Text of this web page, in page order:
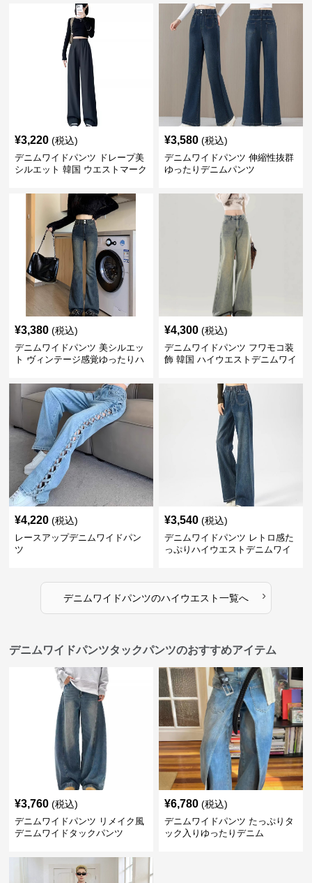
¥3,220 (税込)
デニムワイドパンツ ドレープ美
シルエット 韓国 ウエストマーク
¥3,580 (税込)
デニムワイドパンツ 伸縮性抜群
ゆったりデニムパンツ
¥3,380 (税込)
デニムワイドパンツ 美シルエッ
ト ヴィンテージ感覚ゆったりハ
¥4,300 (税込)
デニムワイドパンツ フワモコ装
飾 韓国 ハイウエストデニムワイ
¥4,220 (税込)
レースアップデニムワイドパン
ツ
¥3,540 (税込)
デニムワイドパンツ レトロ感た
っぷりハイウエストデニムワイ
デニムワイドパンツのハイウエスト一覧へ ›
デニムワイドパンツタックパンツのおすすめアイテム
¥3,760 (税込)
デニムワイドパンツ リメイク風
デニムワイドタックパンツ
¥6,780 (税込)
デニムワイドパンツ たっぷりタ
ック入りゆったりデニム